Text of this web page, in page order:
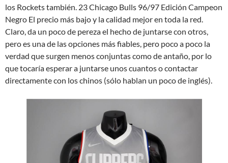
los Rockets también. 23 Chicago Bulls 96/97 Edición Campeon
Negro El precio más bajo y la calidad mejor en toda la red.
Claro, da un poco de pereza el hecho de juntarse con otros,
pero es una de las opciones más fiables, pero poco a poco la
verdad que surgen menos conjuntas como de antaño, por lo
que tocaría esperar a juntarse unos cuantos o contactar
directamente con los chinos (sólo hablan un poco de inglés).